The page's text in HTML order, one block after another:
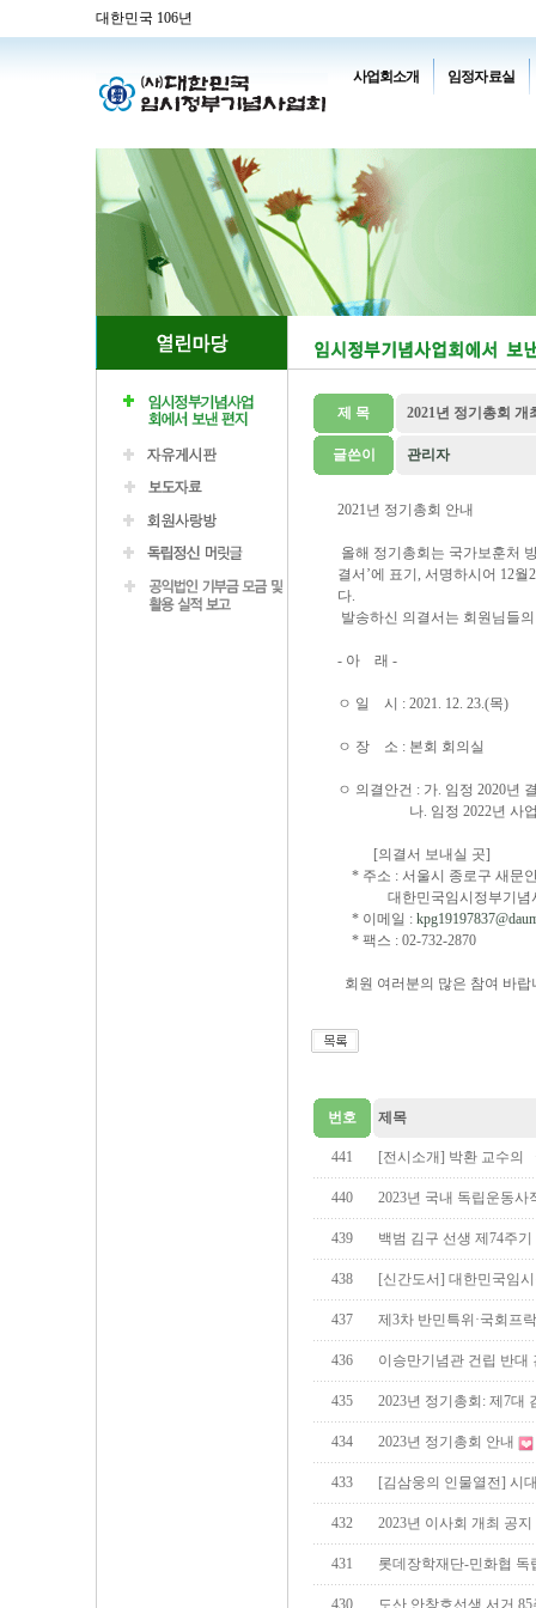
대한민국 106년
사업회소개 임정자료실
제 목 2021년 정기총회 개
글쓴이 관리자
2021년 정기총회 안내
올해 정기총회는 국가보훈처
결서’에 표기, 서명하시어 12
다.
발송하신 의결서는 회원님들
- 아 래 -
ㅇ 일 시 : 2021. 12. 23.(목)
ㅇ 장 소 : 본회 회의실
ㅇ 의결안건 : 가. 임정 2020년
나. 임정 2022년 사업계
[의결서 보내실 곳]
* 주소 : 서울시 종로구 새문
대한민국임시정부기념
* 이메일 :
* 팩스 : 02-732-2870
회원 여러분의 많은 참여 바랍
번호 제목
441 [전시소개] 박환 교수의
440 2023년 국내 독립운동
439 백범 김구 선생 제74주
438 [신간도서] 대한민국임
437 제3차 반민특위·국회프
436 이승만기념관 건립 반대
435 2023년 정기총회: 제7대
434 2023년 정기총회 안내
433 [김삼웅의 인물열전] 시
432 2023년 이사회 개최 공지
431 롯데장학재단-민화협
430 도산 안창호선생 서거